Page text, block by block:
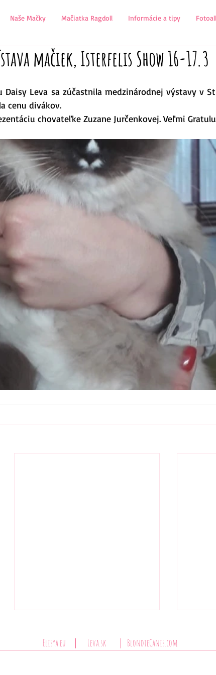
Naše Mačky Mačiatka Ragdoll Informácie a tipy
mačiek, Isterfelis Show 16-17.3
Daisy Leva sa zúčastnila medzinárodnej výstavy v
cenu divákov.
chovateľke Zuzane Jurčenkovej. Veľmi
Leva.sk
Elisya.eu BlondieCanis.com